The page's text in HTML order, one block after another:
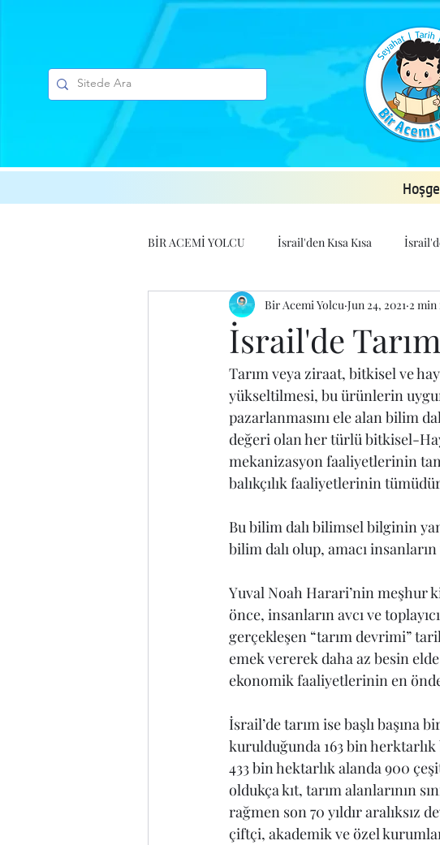
BİR ACEMİ YOLCU İsrail'den Kısa Kısa
İsrail'de
Bir Acemi Yolcu Jun 24, 2021 2 min
Tarım veya ziraat, bitkisel ve
yükseltilmesi, bu ürünlerin
pazarlanmasını ele alan bilim
değeri olan her türlü bitkisel-
mekanizasyon faaliyetlerinin
balıkçılık faaliyetlerinin
Bu bilim dalı bilimsel bilginin
bilim dalı olup, amacı
Yuval Noah Harari’nin meşhur
önce, insanların avcı ve
gerçekleşen “tarım devrimi”
emek vererek daha az besin
ekonomik faaliyetlerinin en
İsrail’de tarım ise başlı
kurulduğunda 163 bin
433 bin hektarlık alanda 900
oldukça kıt, tarım alanlarının
rağmen son 70 yıldır aralıksız
çiftçi, akademik ve özel